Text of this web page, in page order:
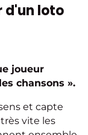
d'un loto
joueur
chansons ».
et capte
vite les